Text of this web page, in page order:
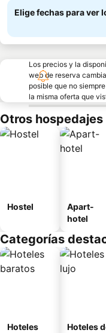
Elige fechas para ver
Los precios y la
web de reserva
posible que no
la misma oferta que
Otros hospedajes
Hostel
Apart-
hotel
Categorías
Hoteles
Hoteles